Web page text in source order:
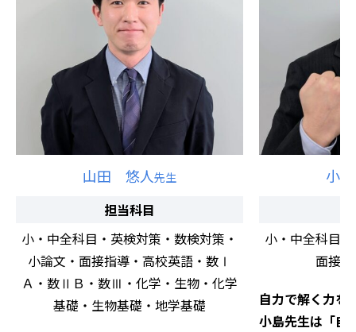
山田 悠人先生
担当科目
小・中全科目・英検対策・数検対策・
小論文・面接指導・高校英語・数Ⅰ
Ａ・数ⅡＢ・数Ⅲ・化学・生物・化学
基礎・生物基礎・地学基礎
小
小・中全科目
面接
自力で解く力を
小島先生は「自